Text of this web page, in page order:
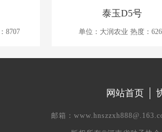
8707
泰玉D5号
单位：大润农业 热度：
网站首页
邮箱：